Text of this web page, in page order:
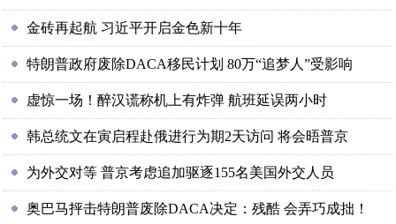
金砖再起航 习近平开启金色新十年
特朗普政府废除DACA移民计划 80万“追梦人”受影响
虚惊一场！醉汉谎称机上有炸弹 航班延误两小时
韩总统文在寅启程赴俄进行为期2天访问 将会晤普京
为外交对等 普京考虑追加驱逐155名美国外交人员
奥巴马抨击特朗普废除DACA决定：残酷 会弄巧成拙！